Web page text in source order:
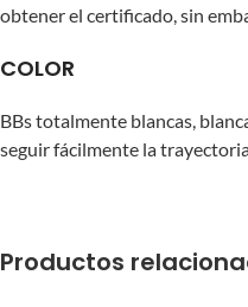
obtener el certificado, sin
COLOR
BBs totalmente blancas,
seguir fácilmente la
Productos